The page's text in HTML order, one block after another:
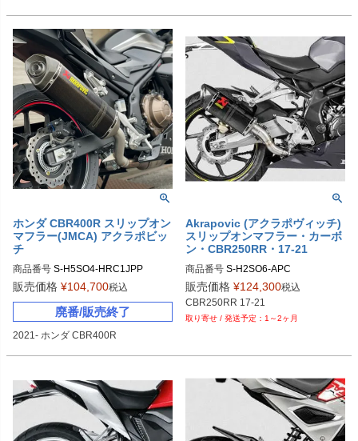
ホンダ CBR400R スリップオン
マフラー(JMCA) アクラポビッ
チ
商品番号 S-H5SO4-HRC1JPP
9PL：S-H5SO4-HRC/1JPP
販売価格 ¥104,700税込
廃番/販売終了
2021- ホンダ CBR400R
Akrapovic (アクラポヴィッチ)
スリップオンマフラー・カーボ
ン・CBR250RR・17-21
商品番号
販売価格 ¥124,300税込
CBR250RR 17-21
1～2ヶ月